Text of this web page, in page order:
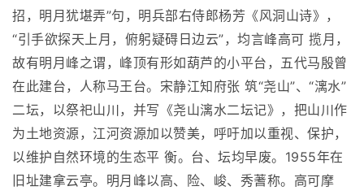
招，明月犹堪弄”句，明兵部右侍郎杨芳《风洞山诗》，
“引手欲探天上月，俯躬疑碍日边云”，均言峰高可 揽月，
故有明月峰之谓，峰顶有形如葫芦的小平台，五代马殷曾
在此建台，人称马王台。宋静江知府张 筑“尧山”、“漓水”
二坛，以祭祀山川，并写《尧山漓水二坛记》，把山川作
为土地资源，江河资源加以赞美，呼吁加以重视、保护，
以维护自然环境的生态平 衡。台、坛均早废。1955年在
旧址建拿云亭。明月峰以高、险、峻、秀蓍称。高可摩